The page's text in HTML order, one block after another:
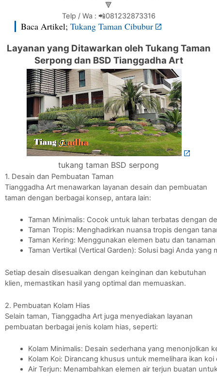
🔻
Telp / Wa : 📲081232873316
Baca Artikel; Tukang Taman Cibubur
Layanan yang Ditawarkan oleh Tukang Taman
Serpong dan BSD Tianggadha Art
tukang taman BSD serpong
1. Desain dan Pembuatan Taman
Tianggadha Art menawarkan layanan desain dan pembuatan
taman dengan berbagai konsep, antara lain:
Taman Minimalis: Cocok untuk lahan terbatas dengan
Taman Tropis: Menghadirkan nuansa tropis dengan
Taman Kering: Menggunakan elemen batu dan
Taman Vertikal (Vertical Garden): Solusi bagi Anda
Setiap desain disesuaikan dengan keinginan dan kebutuhan
klien, memastikan hasil yang optimal dan memuaskan.
2. Pembuatan Kolam Hias
Selain taman, Tianggadha Art juga menyediakan layanan
pembuatan berbagai jenis kolam hias, seperti:
Kolam Minimalis: Desain sederhana yang menonjolkan
Kolam Koi: Dirancang khusus untuk memelihara ikan
Air Terjun: Menambahkan elemen air terjun buatan